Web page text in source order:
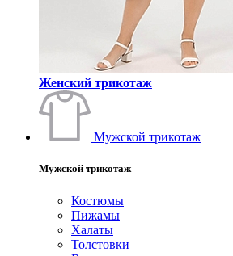
Женский трикотаж
Мужской трикотаж
Мужской трикотаж
Костюмы
Пижамы
Халаты
Толстовки